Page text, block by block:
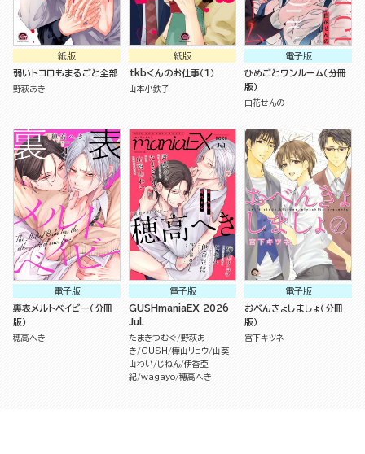
紙版
弱いトコロもまるごと全部
野萩あき
紙版
tkbくんのお仕事（１）
山本小鉄子
電子版
ひめごとワンルーム（分冊
版）
白花せんの
電子版
裏表メルトベイビー（分冊
版）
穂高へき
電子版
GUSHmaniaEX 2026
Jul.
たまきつむぐ 野萩あ
き
GUSH 樺山リョウ 山葵
山わい
じねん 伊香亞
紀 wagayo 穂高へき
電子版
おべんきょしましょ（分冊
版）
宮下キツネ